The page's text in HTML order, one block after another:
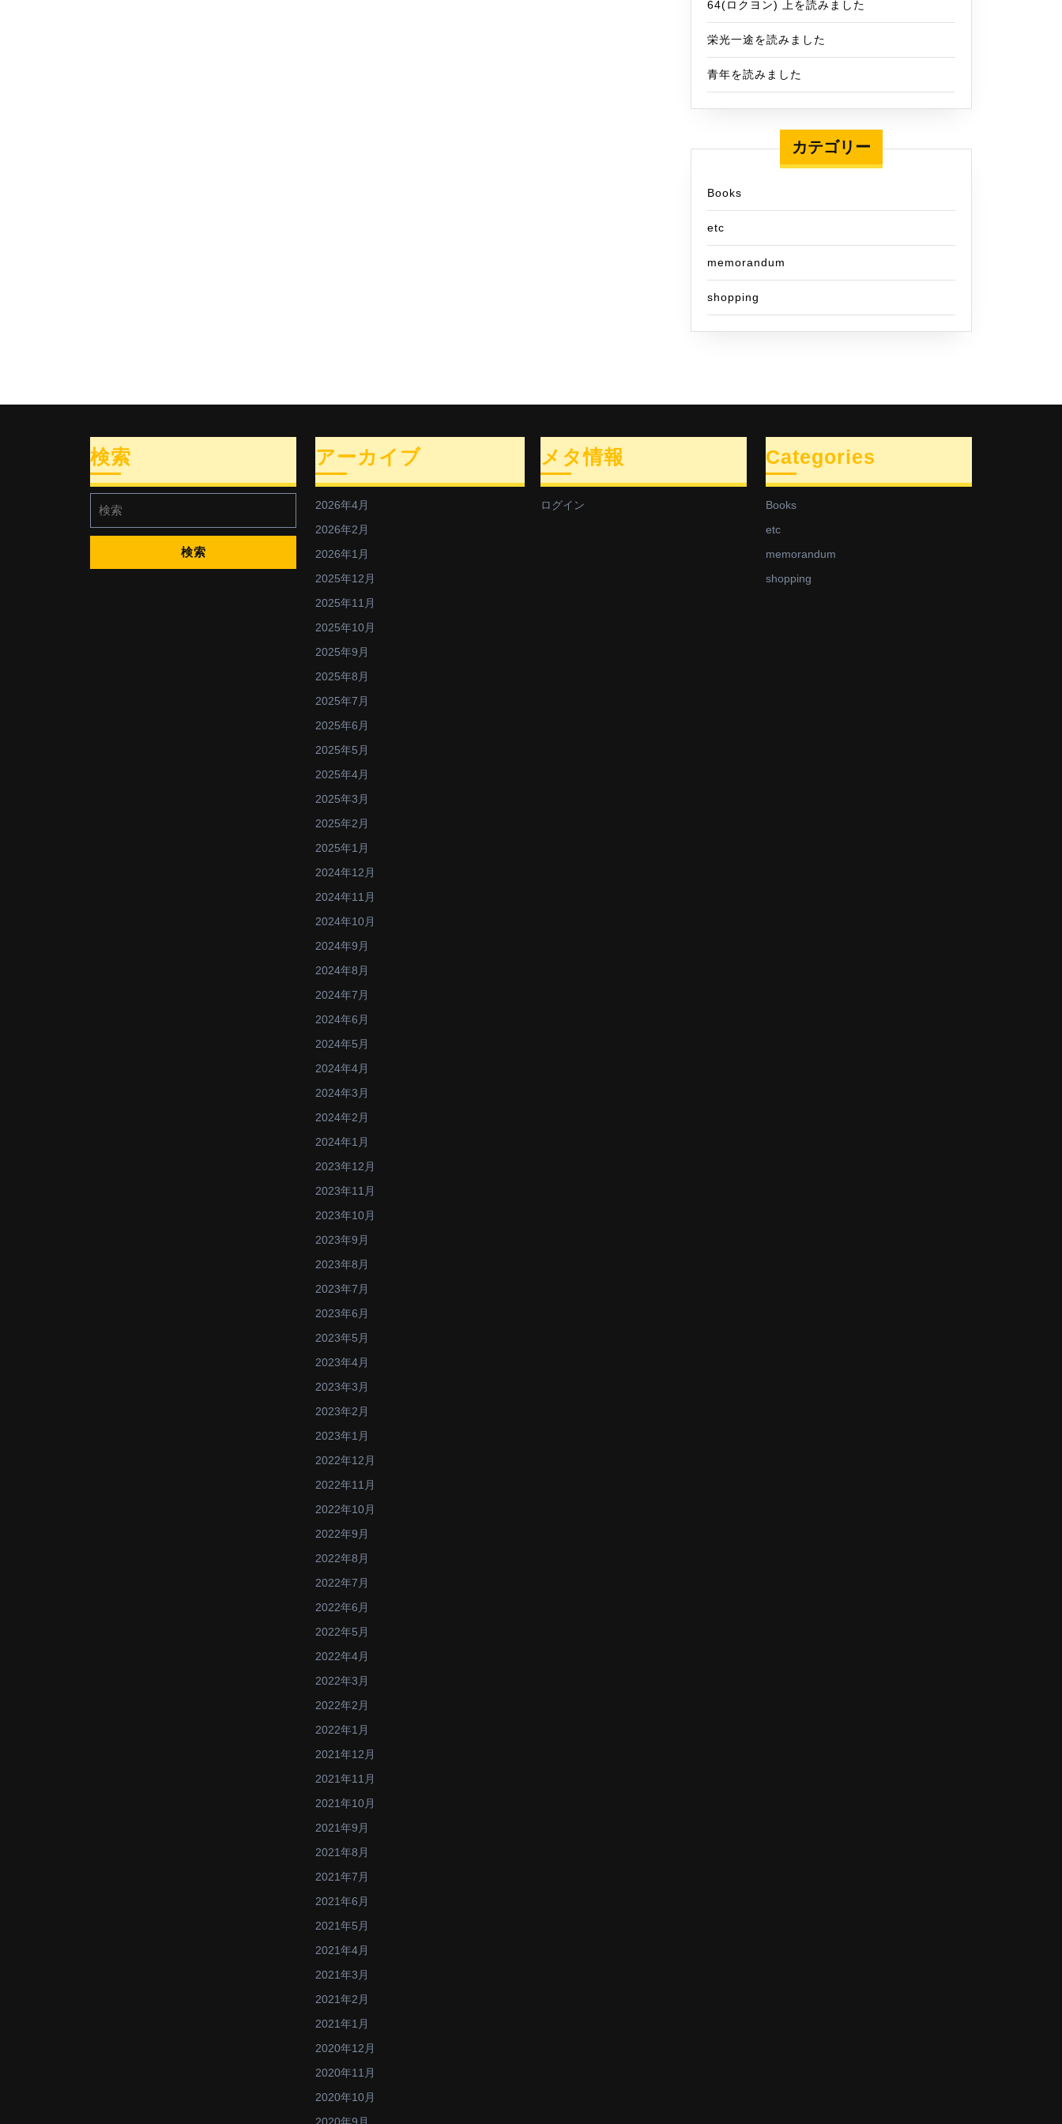
64(ロクヨン) 上を読みました
栄光一途を読みました
青年を読みました
カテゴリー
Books
etc
memorandum
shopping
検索
索:
アーカイブ
2026年4月
2026年2月
2026年1月
2025年12月
2025年11月
2025年10月
2025年9月
2025年8月
2025年7月
2025年6月
2025年5月
2025年4月
2025年3月
2025年2月
2025年1月
2024年12月
2024年11月
2024年10月
2024年9月
2024年8月
2024年7月
2024年6月
2024年5月
2024年4月
2024年3月
2024年2月
2024年1月
2023年12月
2023年11月
2023年10月
2023年9月
2023年8月
2023年7月
2023年6月
2023年5月
2023年4月
2023年3月
2023年2月
2023年1月
2022年12月
2022年11月
2022年10月
2022年9月
2022年8月
2022年7月
2022年6月
2022年5月
2022年4月
2022年3月
2022年2月
2022年1月
2021年12月
2021年11月
2021年10月
2021年9月
2021年8月
2021年7月
2021年6月
2021年5月
2021年4月
2021年3月
2021年2月
2021年1月
2020年12月
2020年11月
2020年10月
メタ情報
ログイン
Categories
Books
etc
memorandum
shopping